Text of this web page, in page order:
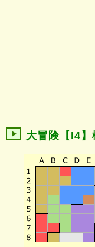
大冒険【I4】